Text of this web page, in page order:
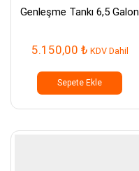
Genleşme Tankı 6,5 Galon
5.150,00 ₺ KDV Dahil
Sepete Ekle